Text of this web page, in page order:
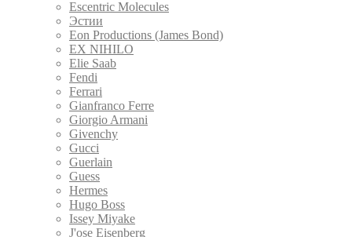
Escentric Molecules
Эстии
Eon Productions (James Bond)
EX NIHILO
Elie Saab
Fendi
Ferrari
Gianfranco Ferre
Giorgio Armani
Givenchy
Gucci
Guerlain
Guess
Hermes
Hugo Boss
Issey Miyake
J'ose Eisenberg